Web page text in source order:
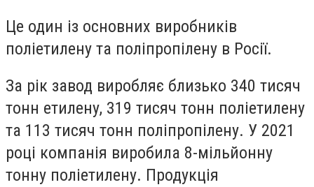
Це один із основних виробників
поліетилену та поліпропілену в Росії.
За рік завод виробляє близько 340 тисяч
тонн етилену, 319 тисяч тонн поліетилену
та 113 тисяч тонн поліпропілену. У 2021
році компанія виробила 8-мільйонну
тонну поліетилену. Продукція